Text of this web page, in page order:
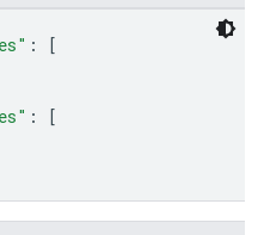
:
[
:
[